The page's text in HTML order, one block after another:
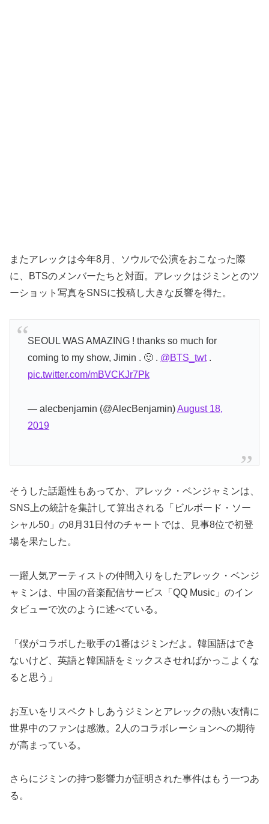
またアレックは今年8月、ソウルで公演をおこなった際
に、BTSのメンバーたちと対面。アレックはジミンとのツ
ーショット写真をSNSに投稿し大きな反響を得た。
SEOUL WAS AMAZING ! thanks so much for
coming to my show, Jimin . 🙂 . @BTS_twt.
pic.twitter.com/mBVCKJr7Pk
— alecbenjamin (@AlecBenjamin)August 18,
2019
そうした話題性もあってか、アレック・ベンジャミンは、
SNS上の統計を集計して算出される「ビルボード・ソー
シャル50」の8月31日付のチャートでは、見事8位で初登
場を果たした。
一躍人気アーティストの仲間入りをしたアレック・ベンジ
ャミンは、中国の音楽配信サービス「QQ Music」のイン
タビューで次のように述べている。
「僕がコラボした歌手の1番はジミンだよ。韓国語はでき
ないけど、英語と韓国語をミックスさせればかっこよくな
ると思う」
お互いをリスペクトしあうジミンとアレックの熱い友情に
世界中のファンは感激。2人のコラボレーションへの期待
が高まっている。
さらにジミンの持つ影響力が証明された事件はもう一つあ
る。